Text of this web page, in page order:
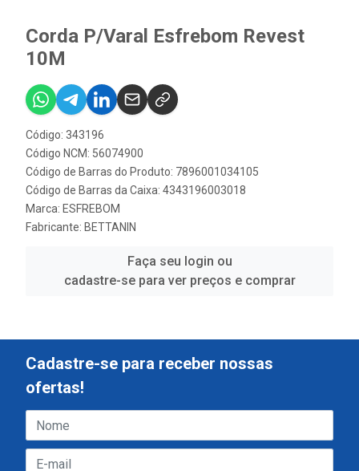
Corda P/Varal Esfrebom Revest
10M
Código: 343196
Código NCM: 56074900
Código de Barras do Produto: 7896001034105
Código de Barras da Caixa: 4343196003018
Marca: ESFREBOM
Fabricante: BETTANIN
Faça seu login ou
cadastre-se para ver preços e comprar
Cadastre-se para receber nossas
ofertas!